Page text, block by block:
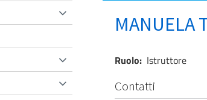
MANUELA
Ruolo Istruttore
Contatti